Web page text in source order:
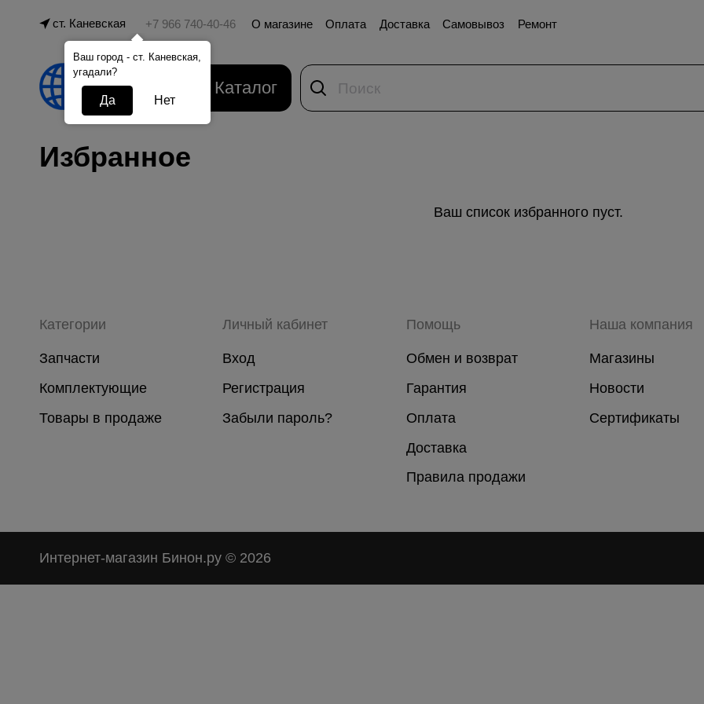
ст. Каневская О магазине Оплата Доставка Самовывоз Ремонт
Каталог
Избранное
Ваш список избранного пуст.
Категории
Запчасти
Комплектующие
Товары в продаже
Личный кабинет
Вход
Регистрация
Забыли пароль?
Помощь
Обмен и возврат
Гарантия
Оплата
Доставка
Правила продажи
Наша компания
Магазины
Новости
Сертификаты
Интернет-магазин Бинон.ру © 2026
Ваш город - ст. Каневская,
угадали?
Да Нет